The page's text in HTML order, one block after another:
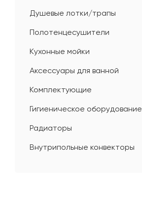
Душевые лотки/трапы
Полотенцесушители
Кухонные мойки
Аксессуары для ванной
Комплектующие
Гигиеническое оборудование
Радиаторы
Внутрипольные конвекторы